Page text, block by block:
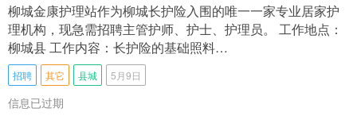
柳城金康护理站作为柳城长护险入围的唯一一家专业居家护
理机构，现急需招聘主管护师、护士、护理员。 工作地点：
柳城县 工作内容：长护险的基础照料…
招聘 其它 县城 5月9日
信息已过期